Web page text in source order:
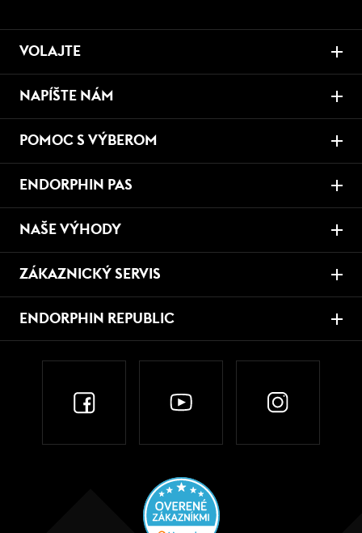
VOLAJTE
NAPÍŠTE NÁM
POMOC S VÝBEROM
ENDORPHIN PAS
NAŠE VÝHODY
ZÁKAZNICKÝ SERVIS
ENDORPHIN REPUBLIC